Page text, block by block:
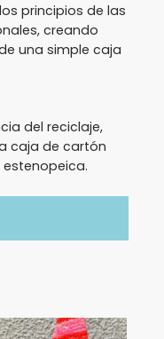
principios de las
creando
una simple caja
del reciclaje,
caja de cartón